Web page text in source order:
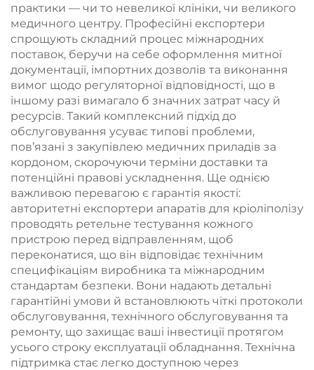
практики — чи то невеликої клініки, чи великого
медичного центру. Професійні експортери
спрощують складний процес міжнародних
поставок, беручи на себе оформлення митної
документації, імпортних дозволів та виконання
вимог щодо регуляторної відповідності, що в
іншому разі вимагало б значних затрат часу й
ресурсів. Такий комплексний підхід до
обслуговування усуває типові проблеми,
пов’язані з закупівлею медичних приладів за
кордоном, скорочуючи терміни доставки та
потенційні правові ускладнення. Ще однією
важливою перевагою є гарантія якості:
авторитетні експортери апаратів для кріоліполізу
проводять ретельне тестування кожного
пристрою перед відправленням, щоб
переконатися, що він відповідає технічним
специфікаціям виробника та міжнародним
стандартам безпеки. Вони надають детальні
гарантійні умови й встановлюють чіткі протоколи
обслуговування, технічного обслуговування та
ремонту, що захищає ваші інвестиції протягом
усього строку експлуатації обладнання. Технічна
підтримка стає легко доступною через